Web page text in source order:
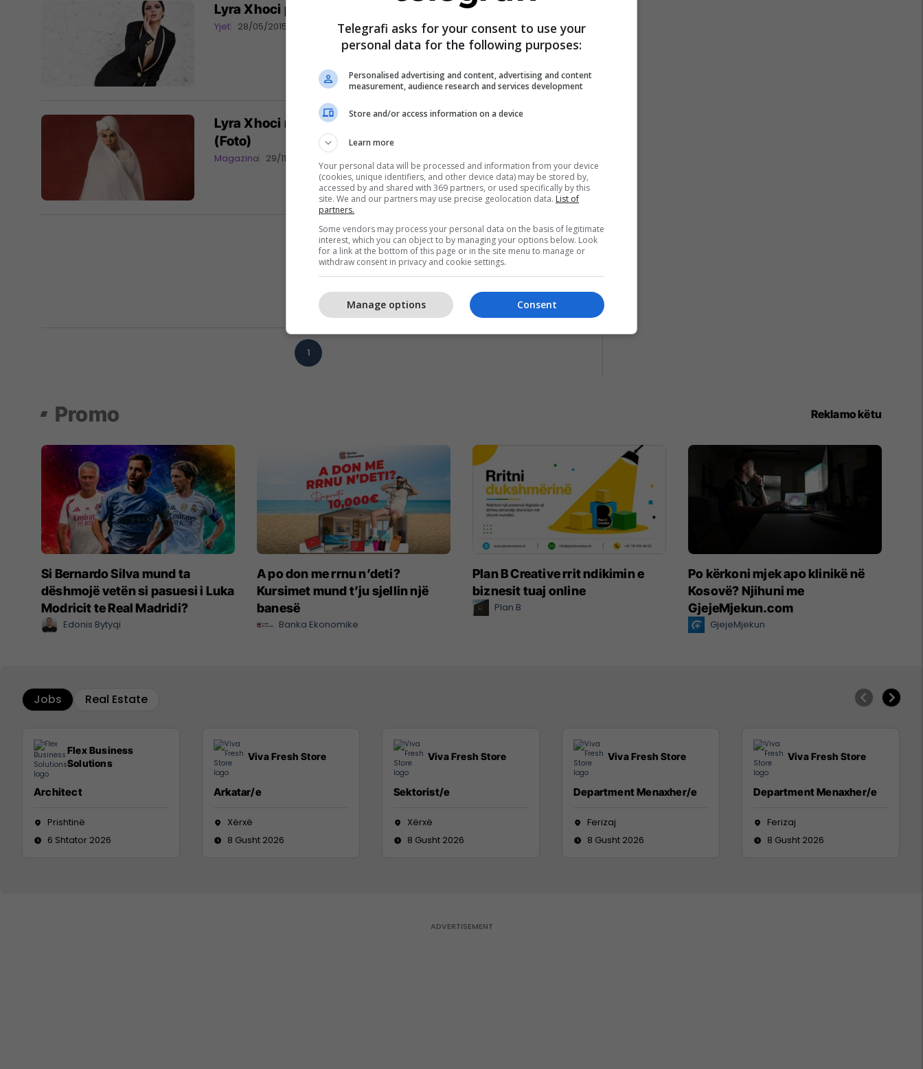
Lyra Xhoci prek Hollywoodin
Yjet 28/05/2015
Lyra Xhoci në një sesion kombëtar për ditën e flamurit
(Foto)
Magazina 29/11/2014
1
Promo Reklamo këtu
Si Bernardo Silva mund ta
dëshmojë vetën si pasuesi i Luka
Modricit te Real Madridi?
Edonis Bytyqi
A po don me rrnu n’deti?
Kursimet mund t’ju sjellin një
banesë
Banka Ekonomike
Plan B Creative rrit ndikimin e
biznesit tuaj online
Plan B
Po kërkoni mjek apo klinikë në
Kosovë? Njihuni me
GjejeMjekun.com
GjejeMjekun
Jobs Real Estate
Flex Business
Solutions
Architect
Prishtinë
6 Shtator 2026
Viva Fresh Store
Arkatar/e
Xërxë
8 Gusht 2026
Viva Fresh Store
Sektorist/e
Xërxë
8 Gusht 2026
Viva Fresh Store
Department Menaxher/e
Ferizaj
8 Gusht 2026
Viva Fresh Store
Department Menaxher/e
Ferizaj
8 Gusht 2026
Telegrafi asks for your consent to use your
personal data for the following purposes:
Personalised advertising and content, advertising and content
measurement, audience research and services development
Store and/or access information on a device
Learn more
Your personal data will be processed and information from your device
(cookies, unique identifiers, and other device data) may be stored by,
accessed by and shared with 369 partners, or used specifically by this
site. We and our partners may use precise geolocation data. List of
partners.
Some vendors may process your personal data on the basis of legitimate
interest, which you can object to by managing your options below. Look
for a link at the bottom of this page or in the site menu to manage or
withdraw consent in privacy and cookie settings.
Consent
Manage options